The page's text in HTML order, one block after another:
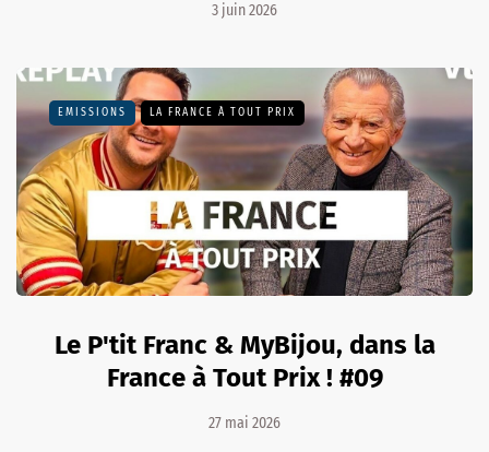
3 juin 2026
EMISSIONS LA FRANCE À TOUT PRIX
Le P'tit Franc & MyBijou, dans la
France à Tout Prix ! #09
27 mai 2026